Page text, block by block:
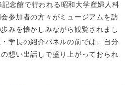
念館で行われる昭和大学産婦人科
参加者の方々がミュージアムを訪
みを懐かしみながら観覧されまし
学長の紹介パネルの前では、自分
想い出話しで盛り上がっておられ